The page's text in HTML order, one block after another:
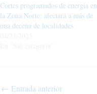
Cortes programados de energía en
la Zona Norte: afectará a más de
una decena de localidades
← Entrada anterior